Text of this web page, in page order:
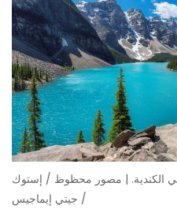
الكندية. | مصور محظوظ / إستوك
/ جيتي إيماجيس